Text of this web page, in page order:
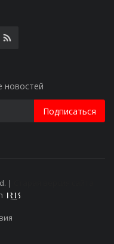
новостей
Подписаться
|